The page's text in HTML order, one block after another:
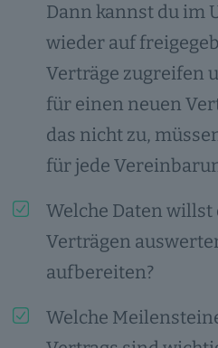
Dann kannst du im
wieder auf
Verträge zugreifen
für einen neuen
das nicht zu,
für jede
Welche Daten willst
Verträgen
aufbereiten?
Welche